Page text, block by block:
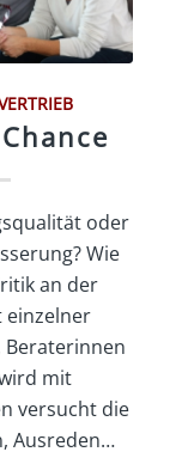
oder
Wie
an der
einzelner
Beraterinnen
mit
versucht die
Ausreden…